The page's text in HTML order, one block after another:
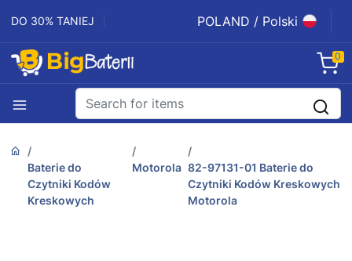
DO 30% TANIEJ POLAND / Polski
0
Baterie do
Czytniki Kodów
Kreskowych
Motorola 82-97131-01 Baterie do
Czytniki Kodów Kreskowych
Motorola